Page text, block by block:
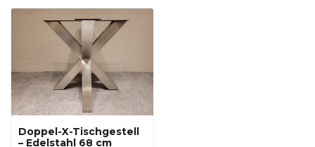
Doppel-X-Tischgestell
– Edelstahl 68 cm